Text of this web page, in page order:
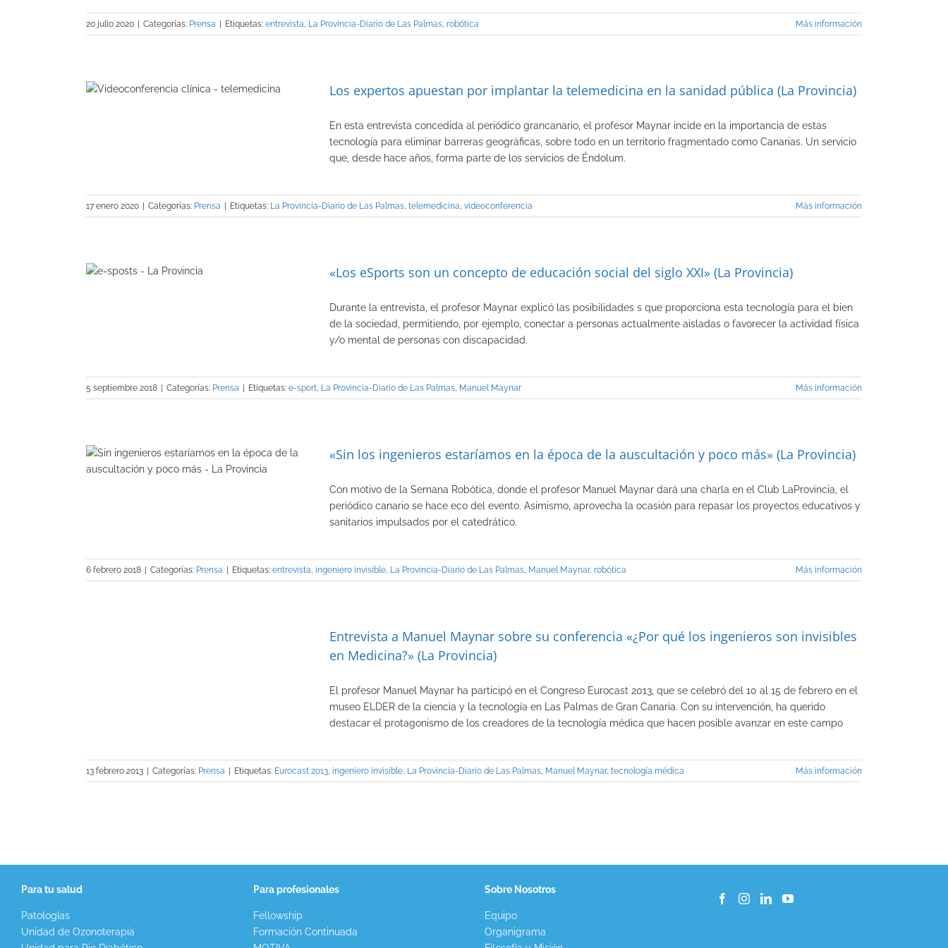
20 julio 2020 Categorías: Prensa Etiquetas: entrevista, La Provincia-Diario de Las Palmas, robótica Más información
Los expertos apuestan por implantar la telemedicina en la sanidad pública (La Provincia)
En esta entrevista concedida al periódico grancanario, el profesor Maynar incide en la importancia de estas
tecnología para eliminar barreras geográficas, sobre todo en un territorio fragmentado como Canarias. Un servicio
que, desde hace años, forma parte de los servicios de Éndolum.
17 enero 2020 Categorías: Prensa Etiquetas: La Provincia-Diario de Las Palmas, telemedicina, videoconferencia Más información
«Los eSports son un concepto de educación social del siglo XXI» (La Provincia)
Durante la entrevista, el profesor Maynar explicó las posibilidades s que proporciona esta tecnología para el bien
de la sociedad, permitiendo, por ejemplo, conectar a personas actualmente aisladas o favorecer la actividad física
y/o mental de personas con discapacidad.
5 septiembre 2018 Categorías: Prensa Etiquetas: e-sport, La Provincia-Diario de Las Palmas, Manuel Maynar Más información
«Sin los ingenieros estaríamos en la época de la auscultación y poco más» (La Provincia)
Con motivo de la Semana Robótica, donde el profesor Manuel Maynar dará una charla en el Club LaProvincia, el
periódico canario se hace eco del evento. Asimismo, aprovecha la ocasión para repasar los proyectos educativos y
sanitarios impulsados por el catedrático.
6 febrero 2018 Categorías: Prensa Etiquetas: entrevista, ingeniero invisible, La Provincia-Diario de Las Palmas, Manuel Maynar, robótica Más información
Entrevista a Manuel Maynar sobre su conferencia «¿Por qué los ingenieros son invisibles
en Medicina?» (La Provincia)
El profesor Manuel Maynar ha participó en el Congreso Eurocast 2013, que se celebró del 10 al 15 de febrero en el
museo ELDER de la ciencia y la tecnología en Las Palmas de Gran Canaria. Con su intervención, ha querido
destacar el protagonismo de los creadores de la tecnología médica que hacen posible avanzar en este campo
13 febrero 2013 Categorías: Prensa Etiquetas: Eurocast 2013, ingeniero invisible, La Provincia-Diario de Las Palmas, Manuel Maynar, tecnología médica Más información
Para tu salud
Patologías
Unidad de Ozonoterapia
Para profesionales
Fellowship
Formación Continuada
Sobre Nosotros
Equipo
Organigrama